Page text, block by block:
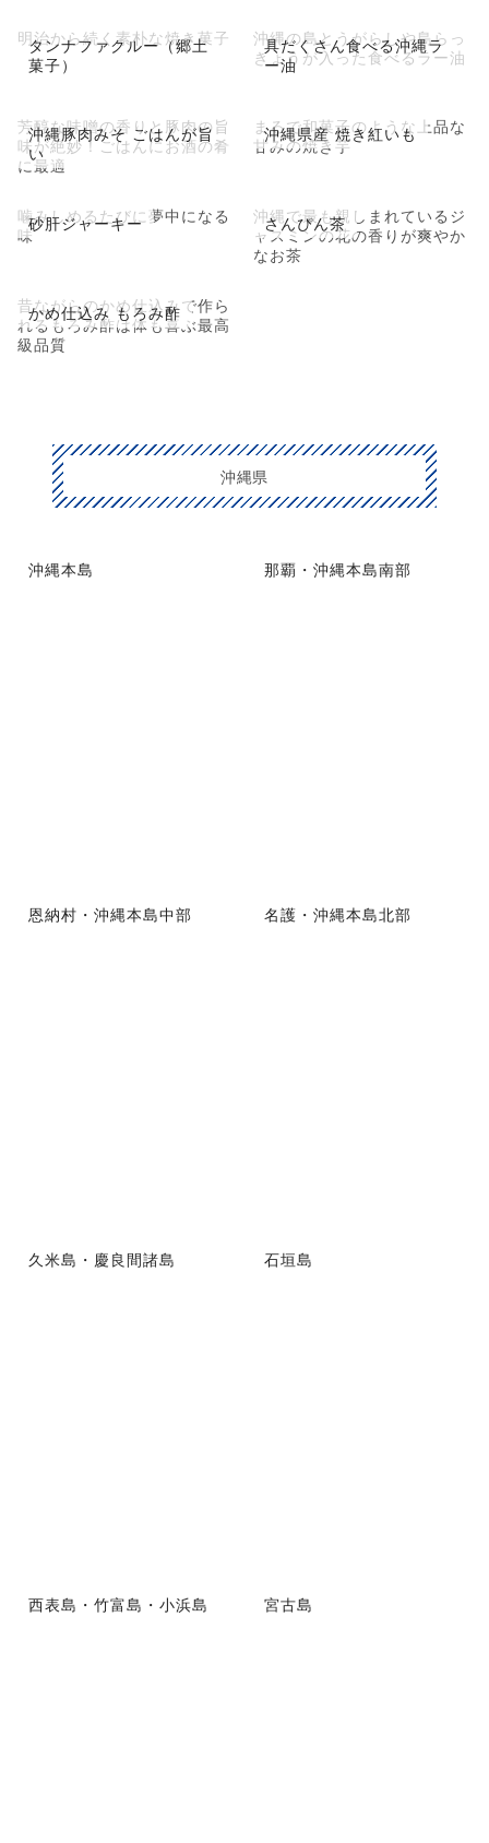
タンナファクルー（郷土
菓子）
明治から続く素朴な焼き菓子
具だくさん食べる沖縄ラ
ー油
沖縄の島とうがらしや島らっ
きょうが入った食べるラー油
沖縄豚肉みそ ごはんが旨
い
芳醇な味噌の香りと豚肉の旨
味が絶妙！ごはんにお酒の肴
に最適
沖縄県産 焼き紅いも
まるで和菓子のような上品な
甘みの焼き芋
砂肝ジャーキー
噛みしめるたびに夢中になる
味
さんぴん茶
沖縄で最も親しまれているジ
ャスミンの花の香りが爽やか
なお茶
かめ仕込み もろみ酢
昔ながらのかめ仕込みで作ら
れるもろみ酢は体も喜ぶ最高
級品質
沖縄県
沖縄本島 那覇・沖縄本島南部
恩納村・沖縄本島中部 名護・沖縄本島北部
久米島・慶良間諸島 石垣島
西表島・竹富島・小浜島 宮古島